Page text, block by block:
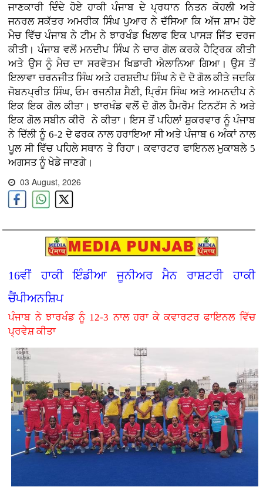
ਜਾਣਕਾਰੀ ਦਿੰਦੇ ਹੋਏ ਹਾਕੀ ਪੰਜਾਬ ਦੇ ਪ੍ਰਧਾਨ ਨਿਤਨ ਕੋਹਲੀ ਅਤੇ
ਜਨਰਲ ਸਕੱਤਰ ਅਮਰੀਕ ਸਿੰਘ ਪੁਆਰ ਨੇ ਦੱਸਿਆ ਕਿ ਅੱਜ ਸ਼ਾਮ ਹੋਏ
ਮੈਚ ਵਿੱਚ ਪੰਜਾਬ ਨੇ ਟੀਮ ਨੇ ਝਾਰਖੰਡ ਖਿਲਾਫ ਇਕ ਪਾਸੜ ਜਿੱਤ ਦਰਜ
ਕੀਤੀ। ਪੰਜਾਬ ਵਲੋਂ ਮਨਦੀਪ ਸਿੰਘ ਨੇ ਚਾਰ ਗੋਲ ਕਰਕੇ ਹੈਟ੍ਰਿਕ ਕੀਤੀ
ਅਤੇ ਉਸ ਨੂੰ ਮੈਚ ਦਾ ਸਰਵੋਤਮ ਖਿਡਾਰੀ ਐਲਾਨਿਆ ਗਿਆ। ਉਸ ਤੋਂ
ਇਲਾਵਾ ਚਰਨਜੀਤ ਸਿੰਘ ਅਤੇ ਹਰਸ਼ਦੀਪ ਸਿੰਘ ਨੇ ਦੋ ਦੋ ਗੋਲ ਕੀਤੇ ਜਦਕਿ
ਜੋਬਨਪ੍ਰੀਤ ਸਿੰਘ, ਓਮ ਰਜਨੀਸ਼ ਸੈਣੀ, ਪ੍ਰਿੰਸ ਸਿੰਘ ਅਤੇ ਅਮਨਦੀਪ ਨੇ
ਇਕ ਇਕ ਗੋਲ ਕੀਤਾ। ਝਾਰਖੰਡ ਵਲੋਂ ਦੋ ਗੋਲ ਹੈਮਰੋਮ ਟਿਨਟੱਸ ਨੇ ਅਤੇ
ਇਕ ਗੋਲ ਸਬੀਨ ਕੀਰੋ ਨੇ ਕੀਤਾ। ਇਸ ਤੋਂ ਪਹਿਲਾਂ ਸ਼ੁਕਰਵਾਰ ਨੂੰ ਪੰਜਾਬ
ਨੇ ਦਿੱਲੀ ਨੂੰ 6-2 ਦੇ ਫਰਕ ਨਾਲ ਹਰਾਇਆ ਸੀ ਅਤੇ ਪੰਜਾਬ 6 ਅੰਕਾਂ ਨਾਲ
ਪੂਲ ਸੀ ਵਿੱਚ ਪਹਿਲੇ ਸਥਾਨ ਤੇ ਰਿਹਾ। ਕਵਾਰਟਰ ਫਾਇਨਲ ਮੁਕਾਬਲੇ 5
ਅਗਸਤ ਨੂੰ ਖੇਡੇ ਜਾਣਗੇ।
03 August, 2026
16ਵੀਂ ਹਾਕੀ ਇੰਡੀਆ ਜੂਨੀਅਰ ਮੈਨ ਰਾਸ਼ਟਰੀ ਹਾਕੀ
ਚੈਂਪੀਅਨਸ਼ਿਪ
ਪੰਜਾਬ ਨੇ ਝਾਰਖੰਡ ਨੂੰ 12-3 ਨਾਲ ਹਰਾ ਕੇ ਕਵਾਰਟਰ ਫਾਇਨਲ ਵਿੱਚ
ਪ੍ਰਵੇਸ਼ ਕੀਤਾ